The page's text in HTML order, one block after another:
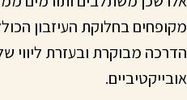
מקופחים בחלוקת העיזבון
הדרכה מבוקרת ובעזרת ליווי של
אובייקטיביים.